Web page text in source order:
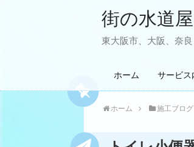
街の水道
東大阪市、大阪、奈
ホーム サービス
ホーム 施工ブログ